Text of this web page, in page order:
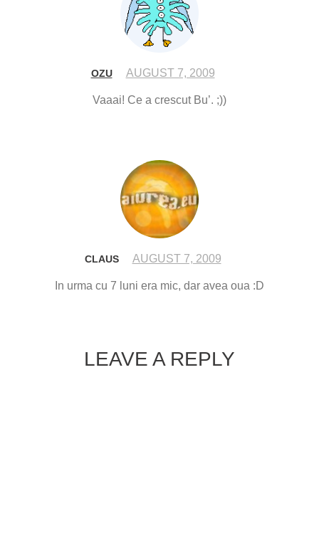
OZU AUGUST 7, 2009
Vaaai! Ce a crescut Bu’. ;))
CLAUS AUGUST 7, 2009
In urma cu 7 luni era mic, dar avea oua :D
LEAVE A REPLY